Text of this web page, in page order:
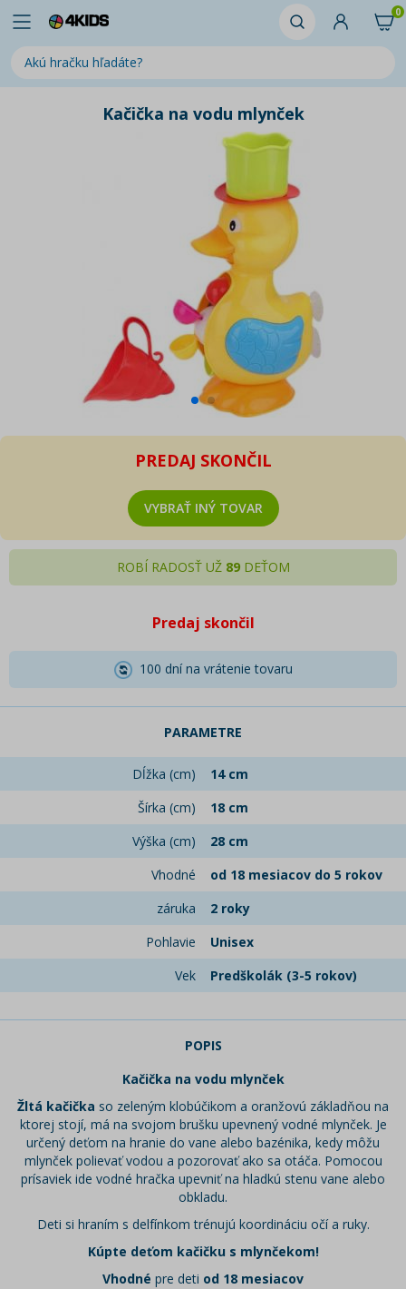
0
Kačička na vodu mlynček
PREDAJ SKONČIL
VYBRAŤ INÝ TOVAR
ROBÍ RADOSŤ UŽ 89DEŤOM
Predaj skončil
100 dní na vrátenie tovaru
PARAMETRE
Dĺžka (cm)
14 cm
Šírka (cm)
18 cm
Výška (cm)
28 cm
Vhodné
od 18 mesiacov do 5 rokov
záruka
2 roky
Pohlavie
Unisex
Vek
Predškolák (3-5 rokov)
POPIS
Kačička na vodu mlynček
Žltá kačička so zeleným klobúčikom a oranžovú základňou na
ktorej stojí, má na svojom brušku upevnený vodné mlynček. Je
určený deťom na hranie do vane alebo bazénika, kedy môžu
mlynček polievať vodou a pozorovať ako sa otáča. Pomocou
prísaviek ide vodné hračka upevniť na hladkú stenu vane alebo
obkladu.
Deti si hraním s delfínkom trénujú koordináciu očí a ruky.
Kúpte deťom kačičku s mlynčekom!
Vhodné pre deti od 18 mesiacov